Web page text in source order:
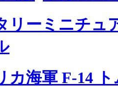
リーミニチュ
カ海軍 F-14